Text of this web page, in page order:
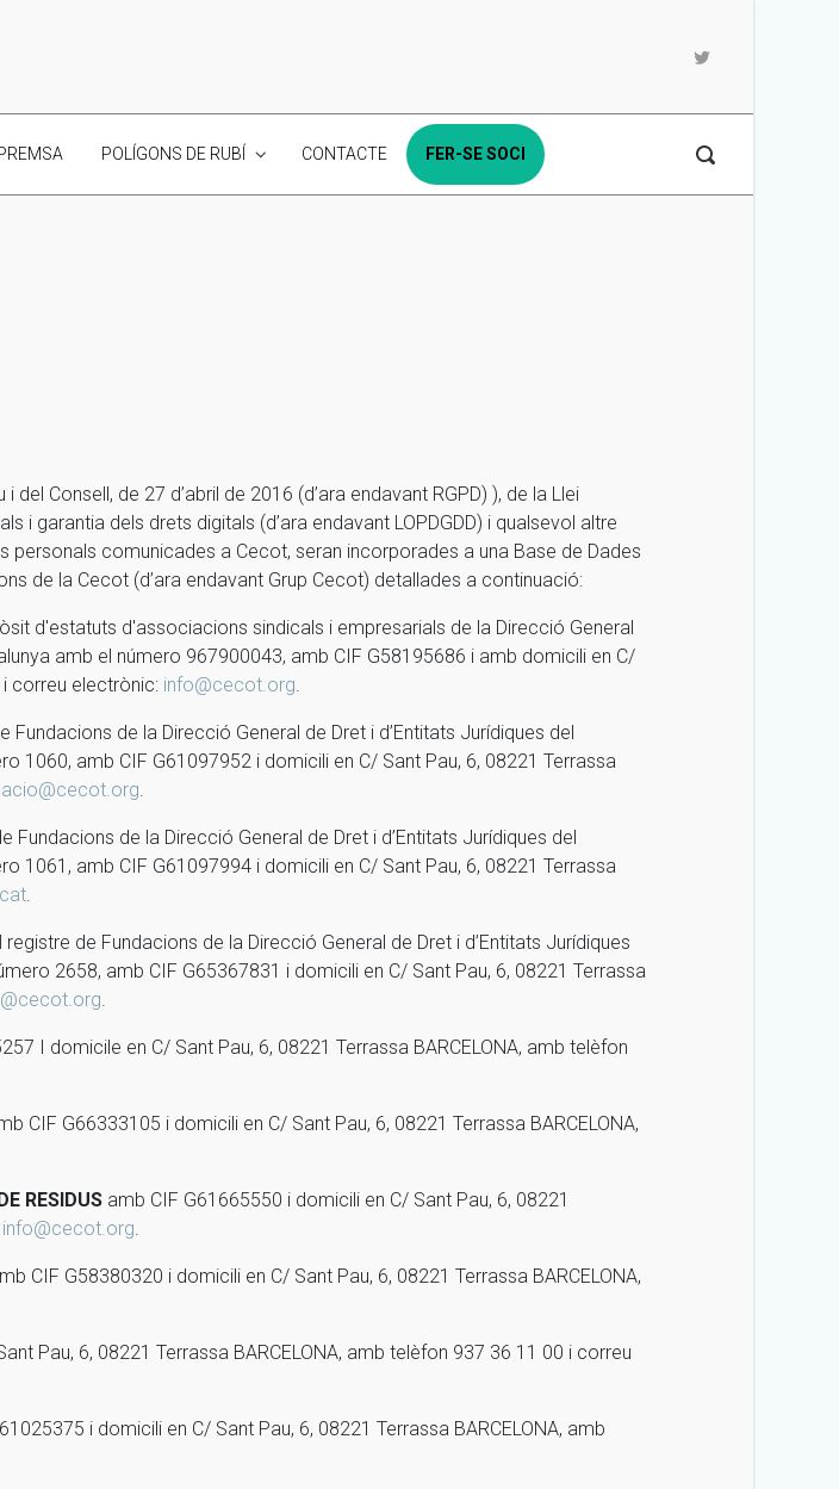
POLÍGONS DE RUBÍ CONTACTE FER-SE SOCI
Consell, de 27 d’abril de 2016 (d’ara endavant RGPD) ), de la Llei
garantia dels drets digitals (d’ara endavant LOPDGDD) i qualsevol altre
comunicades a Cecot, seran incorporades a una Base de Dades
de la Cecot (d’ara endavant Grup Cecot) detallades a continuació:
d'estatuts d'associacions sindicals i empresarials de la Direcció General
amb el número 967900043, amb CIF G58195686 i amb domicili en C/
i correu electrònic: info@cecot.org.
de la Direcció General de Dret i d’Entitats Jurídiques del
1060, amb CIF G61097952 i domicili en C/ Sant Pau, 6, 08221 Terrassa
.
Fundacions de la Direcció General de Dret i d’Entitats Jurídiques del
1061, amb CIF G61097994 i domicili en C/ Sant Pau, 6, 08221 Terrassa
.
de Fundacions de la Direcció General de Dret i d’Entitats Jurídiques
2658, amb CIF G65367831 i domicili en C/ Sant Pau, 6, 08221 Terrassa
.
I domicile en C/ Sant Pau, 6, 08221 Terrassa BARCELONA, amb telèfon
CIF G66333105 i domicili en C/ Sant Pau, 6, 08221 Terrassa BARCELONA,
RESIDUS amb CIF G61665550 i domicili en C/ Sant Pau, 6, 08221
info@cecot.org.
CIF G58380320 i domicili en C/ Sant Pau, 6, 08221 Terrassa BARCELONA,
Pau, 6, 08221 Terrassa BARCELONA, amb telèfon 937 36 11 00 i correu
i domicili en C/ Sant Pau, 6, 08221 Terrassa BARCELONA, amb